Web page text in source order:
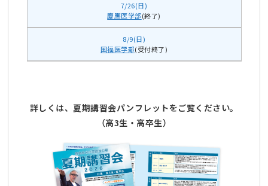
7/26(日)
慶應医学部(終了)
8/9(日)
国福医学部(受付終了)
詳しくは、夏期講習会パンフレットをご覧ください。
（高3生・高卒生）